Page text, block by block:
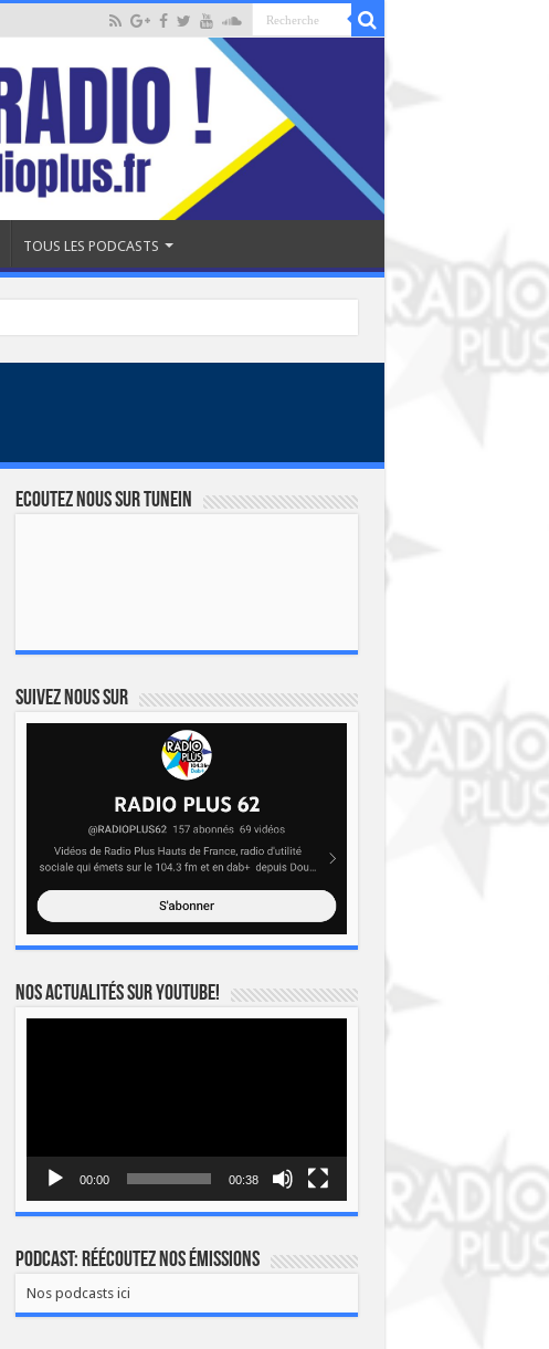
TOUS LES PODCASTS
Ecoutez nous sur TuneIn
Suivez nous sur
Nos actualités sur YOUTUBE!
00:00 00:38
Podcast: Réécoutez nos émissions
Nos podcasts ici